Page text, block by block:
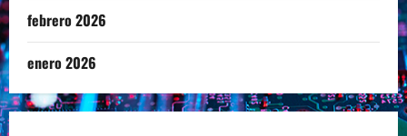
febrero 2026
enero 2026